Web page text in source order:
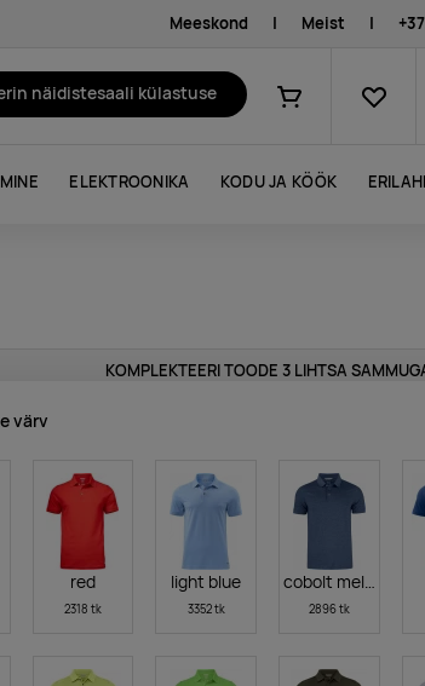
Meeskond | Meist |
näidistesaali külastuse
Ostukorv
ELEKTROONIKA KODU JA KÖÖK
KOMPLEKTEERI TOODE 3 LIHTSA
värv
red
2318 tk
light blue
3352 tk
cobolt melange
2896 tk